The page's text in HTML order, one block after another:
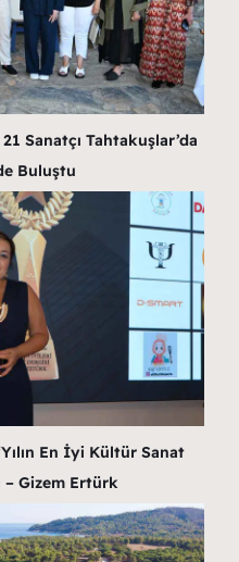
Sanatçı Tahtakuşlar’da
Buluştu
En İyi Kültür Sanat
– Gizem Ertürk